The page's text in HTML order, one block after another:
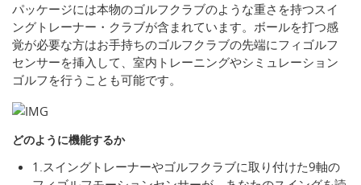
パッケージには本物のゴルフクラブのような重さを持つスイ
ングトレーナー・クラブが含まれています。ボールを打つ感
覚が必要な方はお手持ちのゴルフクラブの先端にフィゴルフ
センサーを挿入して、室内トレーニングやシミュレーション
ゴルフを行うことも可能です。
どのように機能するか
1.スイングトレーナーやゴルフクラブに取り付けた9軸の